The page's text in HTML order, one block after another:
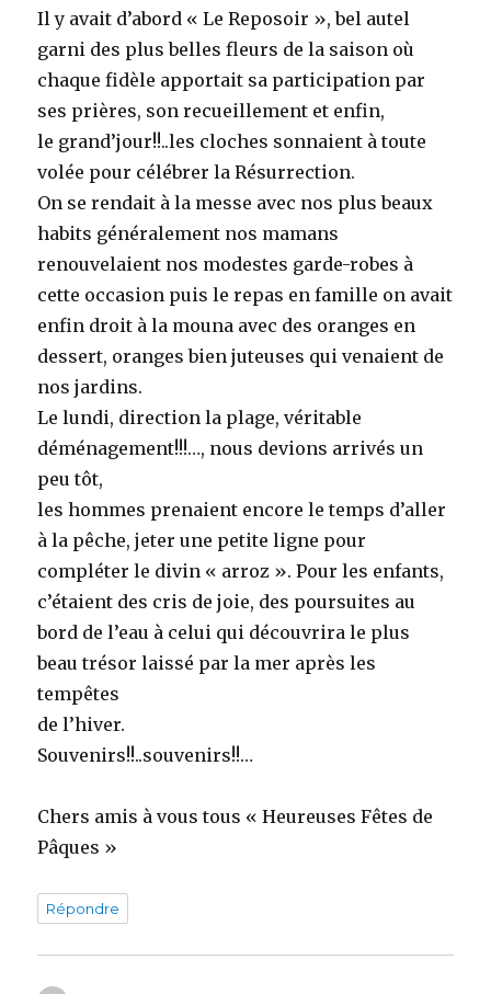
Il y avait d’abord « Le Reposoir », bel autel
garni des plus belles fleurs de la saison où
chaque fidèle apportait sa participation par
ses prières, son recueillement et enfin,
le grand’jour!!..les cloches sonnaient à toute
volée pour célébrer la Résurrection.
On se rendait à la messe avec nos plus beaux
habits généralement nos mamans
renouvelaient nos modestes garde-robes à
cette occasion puis le repas en famille on avait
enfin droit à la mouna avec des oranges en
dessert, oranges bien juteuses qui venaient de
nos jardins.
Le lundi, direction la plage, véritable
déménagement!!!…, nous devions arrivés un
peu tôt,
les hommes prenaient encore le temps d’aller
à la pêche, jeter une petite ligne pour
compléter le divin « arroz ». Pour les enfants,
c’étaient des cris de joie, des poursuites au
bord de l’eau à celui qui découvrira le plus
beau trésor laissé par la mer après les
tempêtes
de l’hiver.
Souvenirs!!..souvenirs!!…
Chers amis à vous tous « Heureuses Fêtes de
Pâques »
Répondre